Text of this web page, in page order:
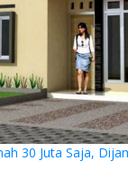
30 Juta Saja,